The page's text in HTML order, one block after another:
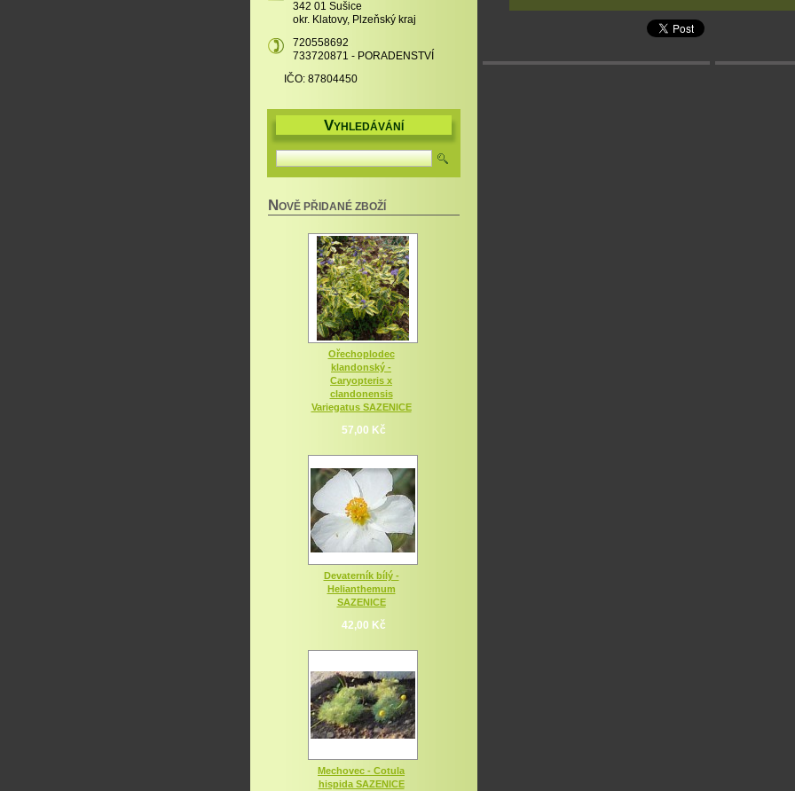
342 01 Sušice
okr. Klatovy, Plzeňský kraj
720558692
733720871 - PORADENSTVÍ
IČO: 87804450
VYHLEDÁVÁNÍ
NOVĚ PŘIDANÉ ZBOŽÍ
Ořechoplodec
klandonský -
Caryopteris x
clandonensis
Variegatus SAZENICE
57,00 Kč
Devaterník bílý -
Helianthemum
SAZENICE
42,00 Kč
Mechovec - Cotula
hispida SAZENICE